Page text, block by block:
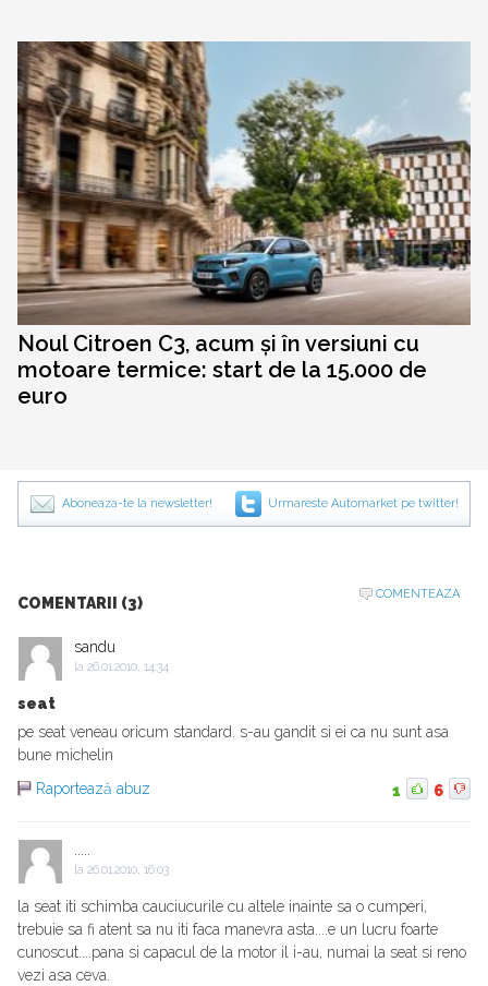
Noul Citroen C3, acum și în versiuni cu
motoare termice: start de la 15.000 de
euro
Aboneaza-te la newsletter! Urmareste Automarket pe twitter!
COMENTARII (3)
COMENTEAZA
sandu
la 26.01.2010, 14:34
seat
pe seat veneau oricum standard. s-au gandit si ei ca nu sunt asa
bune michelin
Raportează abuz
1 6
la 26.01.2010, 16:03
la seat iti schimba cauciucurile cu altele inainte sa o cumperi,
trebuie sa fi atent sa nu iti faca manevra asta....e un lucru foarte
cunoscut....pana si capacul de la motor il i-au, numai la seat si reno
vezi asa ceva.